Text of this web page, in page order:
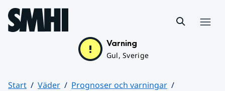
Hoppa till sidans innehåll
Varning
Gul, Sverige
Start Väder
Prognoser och varningar